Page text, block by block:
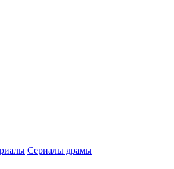
Сериалы драмы